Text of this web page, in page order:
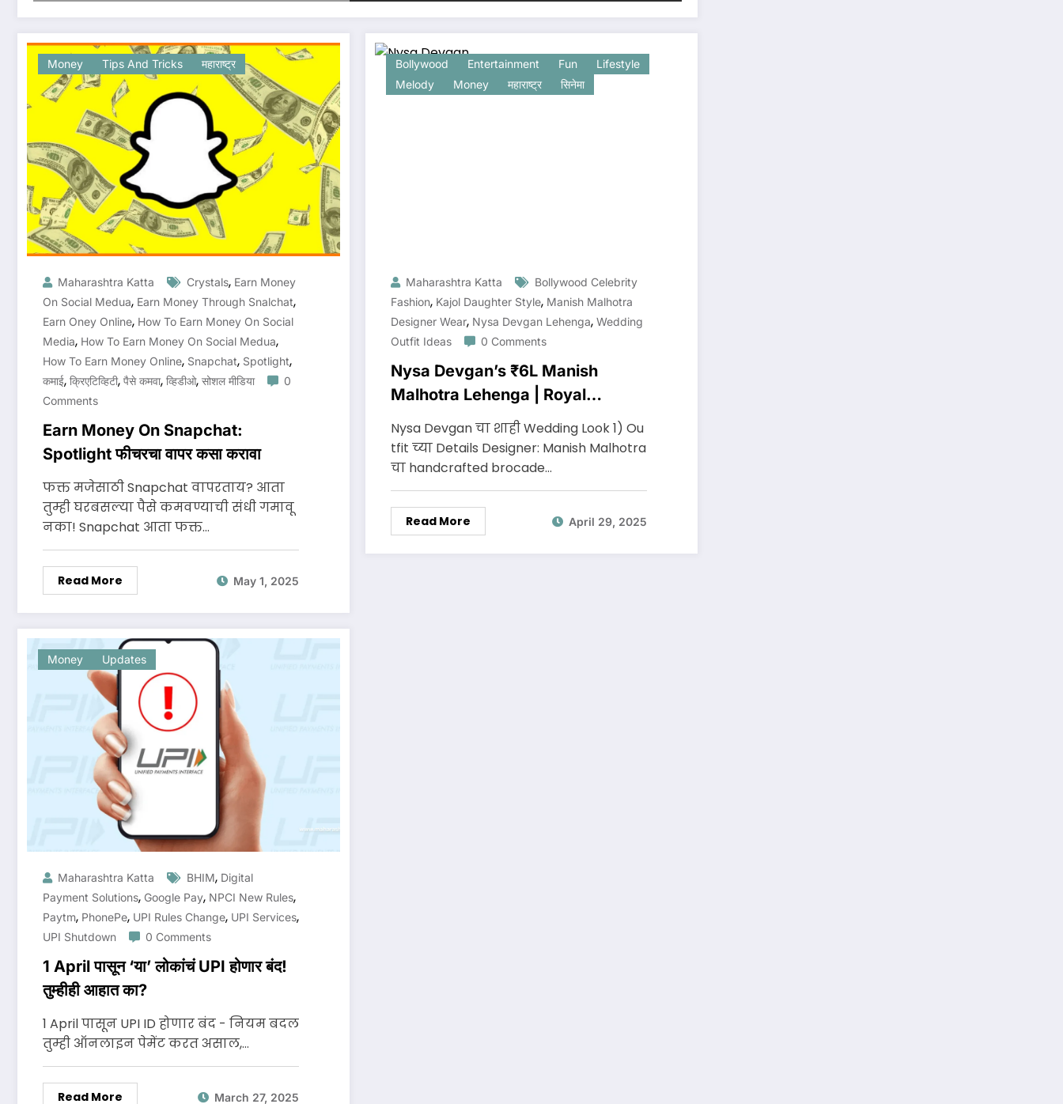
Money Tips And Tricks महाराष्ट्र
Maharashtra Katta Crystals, Earn Money
On Social Medua, Earn Money Through Snalchat,
Earn Oney Online, How To Earn Money On Social
Media, How To Earn Money On Social Medua,
How To Earn Money Online, Snapchat, Spotlight,
कमाई, क्रिएटिव्हिटी, पैसे कमवा, व्हिडीओ, सोशल मीडिया
0
Comments
Earn Money On Snapchat:
Spotlight फीचरचा वापर कसा करावा
फक्त मजेसाठी Snapchat वापरताय? आता
तुम्ही घरबसल्या पैसे कमवण्याची संधी गमावू
नका! Snapchat आता फक्त…
Read More May 1, 2025
Bollywood Entertainment Fun
Lifestyle
Melody
Money महाराष्ट्र सिनेमा
Maharashtra Katta
Bollywood Celebrity
Fashion, Kajol Daughter Style, Manish Malhotra
Designer Wear, Nysa Devgan Lehenga, Wedding
Outfit Ideas
0 Comments
Nysa Devgan’s ₹6L Manish
Malhotra Lehenga | Royal
Wedding Style
Nysa Devgan चा शाही Wedding Look 1) Ou
tfit च्या Details Designer: Manish Malhotra
चा handcrafted brocade…
Read More April 29, 2025
Money Updates
Maharashtra Katta BHIM, Digital
Payment Solutions, Google Pay, NPCI New Rules,
Paytm, PhonePe, UPI Rules Change, UPI Services,
UPI Shutdown 0 Comments
1 April पासून ‘या’ लोकांचं UPI होणार बंद!
तुम्हीही आहात का?
1 April पासून UPI ID होणार बंद - नियम बदल
तुम्ही ऑनलाइन पेमेंट करत असाल,…
Read More March 27, 2025